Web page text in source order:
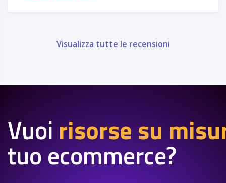
Visualizza tutte le recensioni
Vuoi risorse su
tuo ecommerce?